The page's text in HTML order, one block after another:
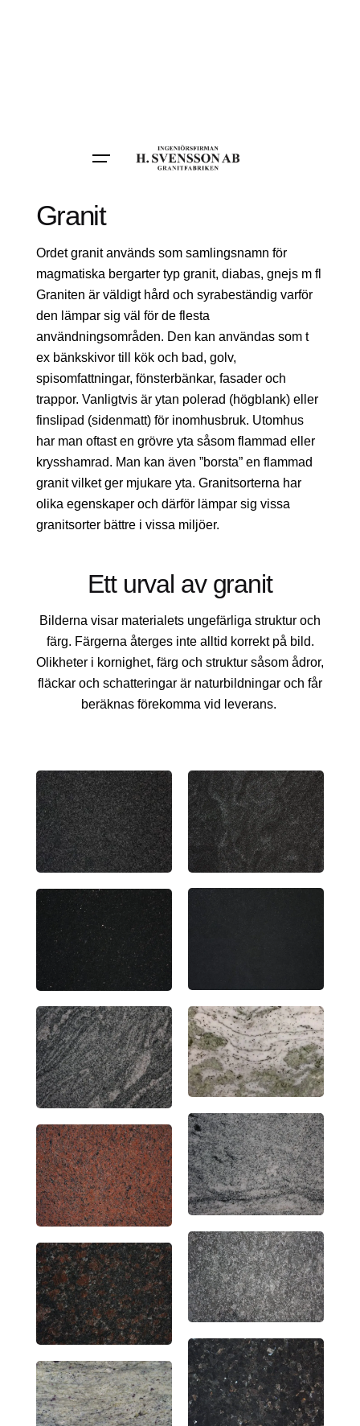
Granit
Ordet granit används som samlingsnamn för
magmatiska bergarter typ granit, diabas, gnejs m fl
Graniten är väldigt hård och syrabeständig varför
den lämpar sig väl för de flesta
användningsområden. Den kan användas som t
ex bänkskivor till kök och bad, golv,
spisomfattningar, fönsterbänkar, fasader och
trappor. Vanligtvis är ytan polerad (högblank) eller
finslipad (sidenmatt) för inomhusbruk. Utomhus
har man oftast en grövre yta såsom flammad eller
krysshamrad. Man kan även ”borsta” en flammad
granit vilket ger mjukare yta. Granitsorterna har
olika egenskaper och därför lämpar sig vissa
granitsorter bättre i vissa miljöer.
Ett urval av granit
Bilderna visar materialets ungefärliga struktur och
färg. Färgerna återges inte alltid korrekt på bild.
Olikheter i kornighet, färg och struktur såsom ådror,
fläckar och schatteringar är naturbildningar och får
beräknas förekomma vid leverans.